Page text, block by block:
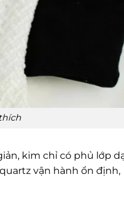
kim chỉ có phủ lớp
vận hành ổn định,